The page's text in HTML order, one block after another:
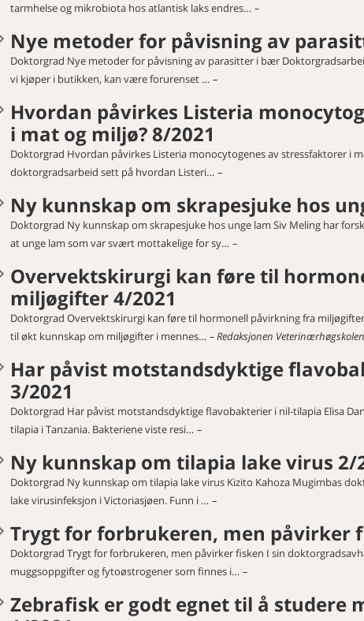
tarmhelse og mikrobiota hos atlantisk laks endres…
Nye metoder for påvisning av
Doktorgrad Nye metoder for påvisning av parasitter i bær
vi kjøper i butikken, kan være forurenset …
Hvordan påvirkes Listeria
i mat og miljø? 8/2021
Doktorgrad Hvordan påvirkes Listeria monocytogenes av stressfaktorer i
doktorgradsarbeid sett på hvordan Listeri…
Ny kunnskap om skrapesjuke hos
Doktorgrad Ny kunnskap om skrapesjuke hos unge lam Siv Meling har
at unge lam som var svært mottakelige for sy…
Overvektskirurgi kan føre til
miljøgifter 4/2021
Doktorgrad Overvektskirurgi kan føre til hormonell påvirkning fra
til økt kunnskap om miljøgifter i mennes…
Redaksjonen Veterinærhøgskolen
Har påvist motstandsdyktige
3/2021
Doktorgrad Har påvist motstandsdyktige flavobakterier i nil-tilapia Elisa
tilapia i Tanzania. Bakteriene viste resi…
Ny kunnskap om tilapia lake virus 2/
Doktorgrad Ny kunnskap om tilapia lake virus Kizito Kahoza Mugimbas
lake virusinfeksjon i Victoriasjøen. Funn i …
Trygt for forbrukeren, men påvirker
Doktorgrad Trygt for forbrukeren, men påvirker fisken I sin
muggsoppgifter og fytoøstrogener som finnes i…
Zebrafisk er godt egnet til å studere